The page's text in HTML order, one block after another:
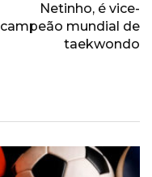
Netinho, é vice-
campeão mundial de
taekwondo